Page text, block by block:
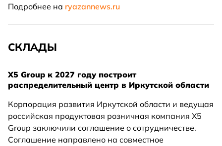
Подробнее на ryazannews.ru
СКЛАДЫ
Х5 Group к 2027 году построит
распределительный центр в Иркутской области
Корпорация развития Иркутской области и ведущая
российская продуктовая розничная компания Х5
Group заключили соглашение о сотрудничестве.
Соглашение направлено на совместное